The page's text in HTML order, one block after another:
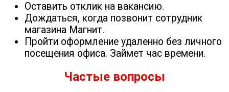
Оставить отклик на вакансию.
Дождаться, когда позвонит сотрудник
магазина Магнит.
Пройти оформление удаленно без личного
посещения офиса. Займет час времени.
Частые вопросы